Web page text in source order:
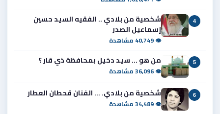
4
شخصية من بلادي .. الفقيه السيد حسين
إسماعيل الصدر
👁 40,749 مشاهدة
5 من هو ... سيد دخيل بمحافظة ذي قار ؟
👁 36,096 مشاهدة
6 شخصية من بلادي. ... الفنان قحطان العطار
👁 34,489 مشاهدة